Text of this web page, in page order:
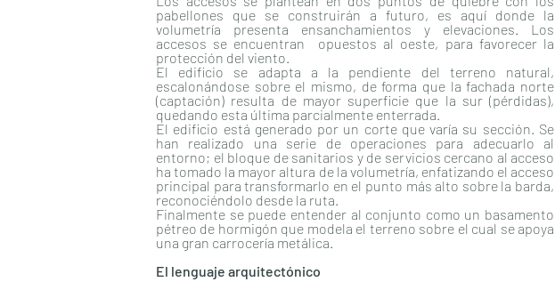
pabellones que se construirán a futuro, es aquí donde la
volumetría presenta ensanchamientos y elevaciones. Los
accesos se encuentran opuestos al oeste, para favorecer la
protección del viento.
El edificio se adapta a la pendiente del terreno natural,
escalonándose sobre el mismo, de forma que la fachada norte
(captación) resulta de mayor superficie que la sur (pérdidas),
quedando esta última parcialmente enterrada.
El edificio está generado por un corte que varía su sección. Se
han realizado una serie de operaciones para adecuarlo al
entorno; el bloque de sanitarios y de servicios cercano al acceso
ha tomado la mayor altura de la volumetría, enfatizando el acceso
principal para transformarlo en el punto más alto sobre la barda,
reconociéndolo desde la ruta.
Finalmente se puede entender al conjunto como un basamento
pétreo de hormigón que modela el terreno sobre el cual se apoya
una gran carrocería metálica.
El lenguaje arquitectónico